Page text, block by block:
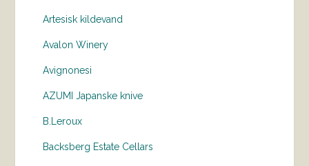
Artesisk kildevand
Avalon Winery
Avignonesi
AZUMI Japanske knive
B.Leroux
Backsberg Estate Cellars